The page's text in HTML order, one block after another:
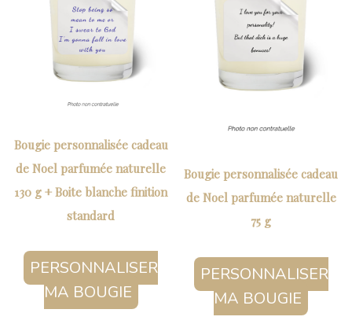
Bougie personnalisée cadeau
de Noel parfumée naturelle
130 g + Boite blanche finition
standard
PERSONNALISER
MA BOUGIE
Bougie personnalisée cadeau
de Noel parfumée naturelle
75 g
PERSONNALISER
MA BOUGIE